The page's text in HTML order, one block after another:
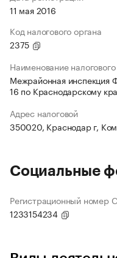
11 мая 2016
Код налогового органа
2375
Наименование
Межрайонная инспекция
16 по Краснодарскому
Адрес налоговой
350020, Краснодар г,
Социальные
Регистрационный номер
1233154234